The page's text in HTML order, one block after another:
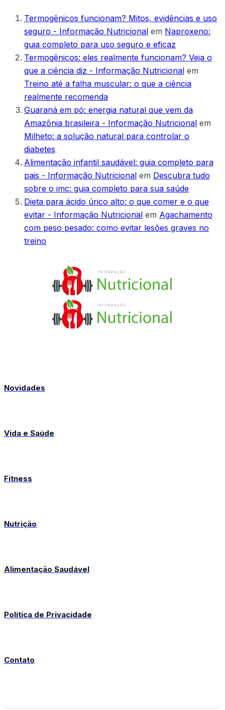
Termogênicos funcionam? Mitos, evidências e uso
seguro - Informação Nutricional em Naproxeno:
guia completo para uso seguro e eficaz
Termogênicos: eles realmente funcionam? Veja o
que a ciência diz - Informação Nutricional em
Treino até a falha muscular: o que a ciência
realmente recomenda
Guaraná em pó: energia natural que vem da
Amazônia brasileira - Informação Nutricional em
Milheto: a solução natural para controlar o
diabetes
Alimentação infantil saudável: guia completo para
pais - Informação Nutricional em Descubra tudo
sobre o imc: guia completo para sua saúde
Dieta para ácido úrico alto: o que comer e o que
evitar - Informação Nutricional em Agachamento
com peso pesado: como evitar lesões graves no
treino
Novidades
Vida e Saúde
Fitness
Nutrição
Alimentação Saudável
Política de Privacidade
Contato